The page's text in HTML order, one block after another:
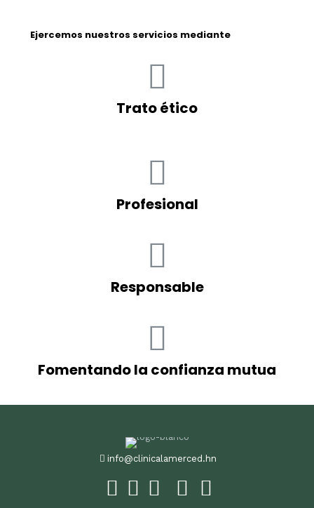
Ejercemos nuestros servicios mediante
Trato ético
Profesional
Responsable
Fomentando la confianza mutua
info@clinicalamerced.hn